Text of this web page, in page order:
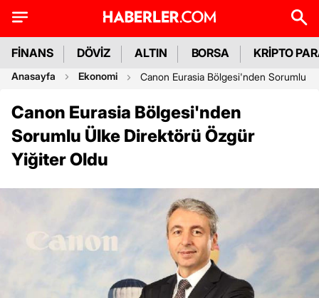
FİNANS DÖVİZ ALTIN BORSA KRİPTO
Anasayfa Ekonomi Canon Eurasia Bölgesi'nden Sorumlu
Canon Eurasia Bölgesi'nden
Sorumlu Ülke Direktörü Özgür
Yiğiter Oldu